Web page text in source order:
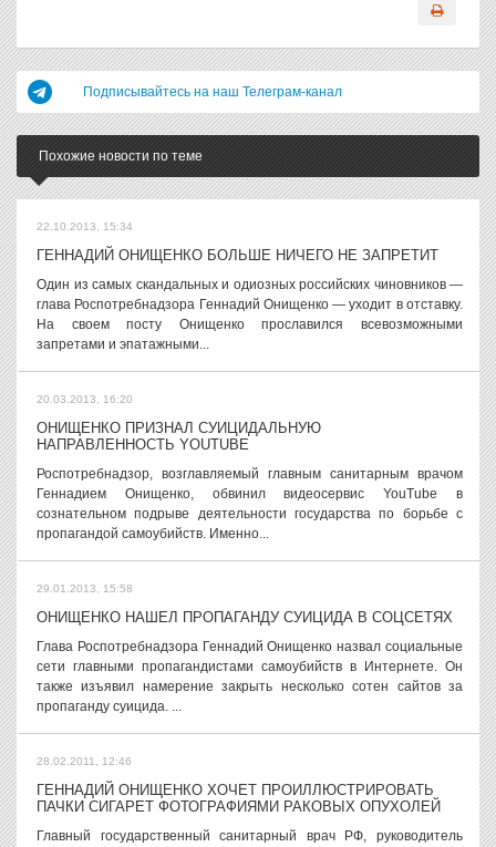
Подписывайтесь на наш Телеграм-канал
Похожие новости по теме
22.10.2013, 15:34
ГЕННАДИЙ ОНИЩЕНКО БОЛЬШЕ НИЧЕГО НЕ ЗАПРЕТИТ
Один из самых скандальных и одиозных российских чиновников —
глава Роспотребнадзора Геннадий Онищенко — уходит в отставку.
На своем посту Онищенко прославился всевозможными
запретами и эпатажными...
20.03.2013, 16:20
ОНИЩЕНКО ПРИЗНАЛ СУИЦИДАЛЬНУЮ
НАПРАВЛЕННОСТЬ YOUTUBE
Роспотребнадзор, возглавляемый главным санитарным врачом
Геннадием Онищенко, обвинил видеосервис YouTube в
сознательном подрыве деятельности государства по борьбе с
пропагандой самоубийств. Именно...
29.01.2013, 15:58
ОНИЩЕНКО НАШЕЛ ПРОПАГАНДУ СУИЦИДА В СОЦСЕТЯХ
Глава Роспотребнадзора Геннадий Онищенко назвал социальные
сети главными пропагандистами самоубийств в Интернете. Он
также изъявил намерение закрыть несколько сотен сайтов за
пропаганду суицида. ...
28.02.2011, 12:46
ГЕННАДИЙ ОНИЩЕНКО ХОЧЕТ ПРОИЛЛЮСТРИРОВАТЬ
ПАЧКИ СИГАРЕТ ФОТОГРАФИЯМИ РАКОВЫХ ОПУХОЛЕЙ
Главный государственный санитарный врач РФ, руководитель